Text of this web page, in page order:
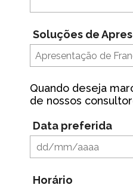
Soluções de
Apresentação de
Quando deseja
de nossos
Data preferida
Horário